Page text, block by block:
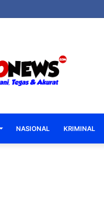
NASIONAL KRIMINAL